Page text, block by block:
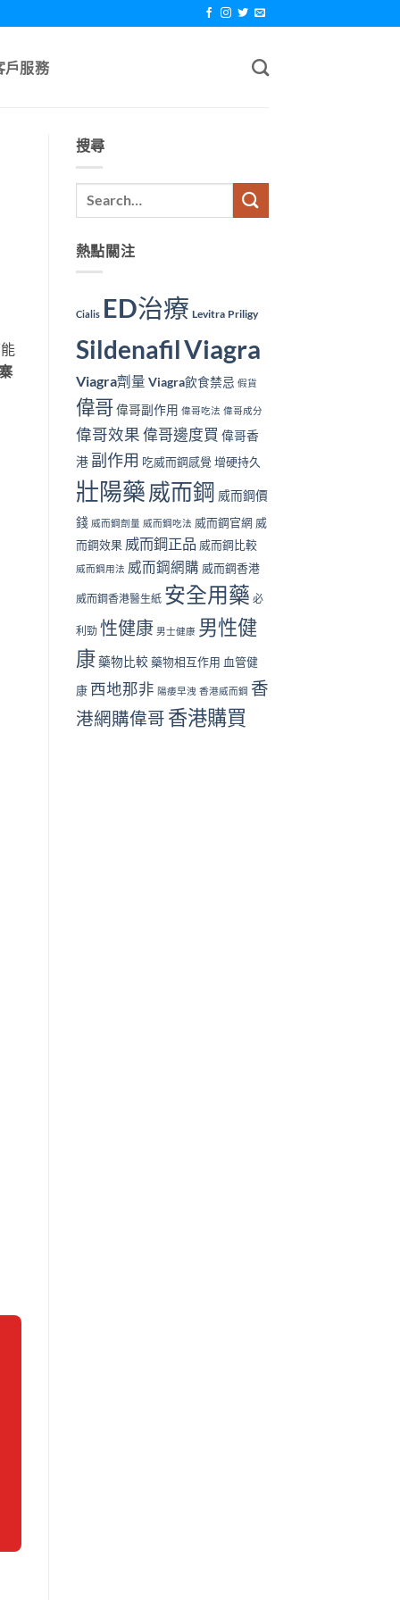
戶服務
搜尋
熱點關注
Cialis ED治療 Levitra Priligy
SildenafilViagra
Viagra劑量 Viagra飲食禁忌 假貨
偉哥 偉哥副作用 偉哥吃法 偉哥成分
偉哥效果偉哥邊度買 偉哥香
港 副作用 吃威而鋼感覺 增硬持久
壯陽藥 威而鋼 威而鋼價
錢 威而鋼劑量 威而鋼吃法 威而鋼官網 威
而鋼效果 威而鋼正品 威而鋼比較
威而鋼用法 威而鋼網購 威而鋼香港
威而鋼香港醫生紙 安全用藥 必
利勁 性健康 男士健康 男性健
康 藥物比較 藥物相互作用 血管健
康 西地那非 陽痿早洩 香港威而鋼 香
港網購偉哥 香港購買